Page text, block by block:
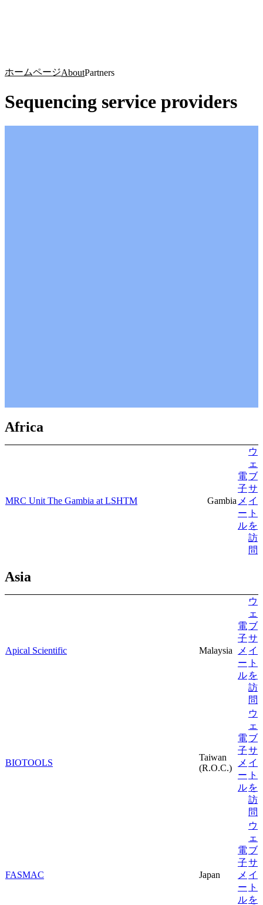
ホームページAboutPartners
Sequencing service providers
Africa
MRC Unit The Gambia at LSHTM Gambia
電
子
メ
ー
ル
ウ
ェ
ブ
サ
イ
ト
を
訪
問
Asia
Apical Scientific Malaysia
電
子
メ
ー
ル
ウ
ェ
ブ
サ
イ
ト
を
訪
問
BIOTOOLS
Taiwan
(R.O.C.)
電
子
メ
ー
ル
ウ
ェ
ブ
サ
イ
ト
を
訪
問
FASMAC Japan
電
子
メ
ー
ル
ウ
ェ
ブ
サ
イ
ト
を